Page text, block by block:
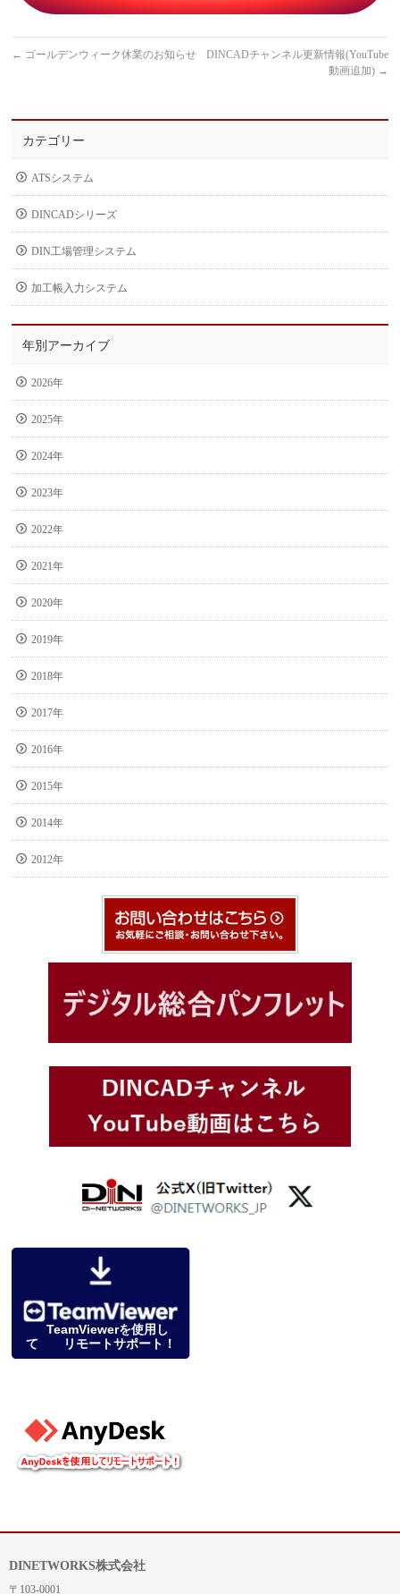
← ゴールデンウィーク休業のお知らせ
DINCADチャンネル更新情報(YouTube
動画追加) →
カテゴリー
ATSシステム
DINCADシリーズ
DIN工場管理システム
加工帳入力システム
年別アーカイブ
2026年
2025年
2024年
2023年
2022年
2021年
2020年
2019年
2018年
2017年
2016年
2015年
2014年
2012年
TeamViewerを使用し
て リモートサポート！
DINETWORKS株式会社
〒103-0001